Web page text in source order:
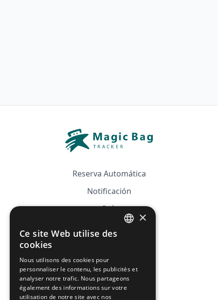
Reserva Automática
Notificación
Guía
FAQ
CGV
×
Ce site Web utilise des
cookies
Nous utilisons des cookies pour
personnaliser le contenu, les publicités et
analyser notre trafic. Nous partageons
également des informations sur votre
utilisation de notre site avec nos